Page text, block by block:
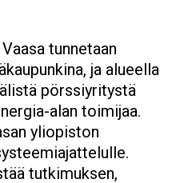
tunnetaan
ja alueella
pörssiyritystä
alan toimijaa.
yliopiston
tutkimuksen,